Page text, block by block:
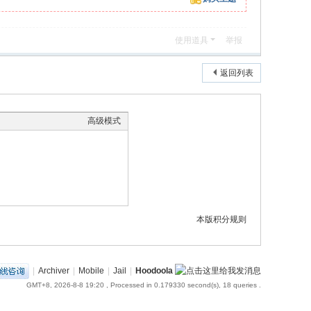
使用道具 举报
返回列表
高级模式
本版积分规则
| Archiver | Mobile | Jail | Hoodoola
GMT+8, 2026-8-8 19:20 , Processed in 0.179330 second(s), 18 queries .